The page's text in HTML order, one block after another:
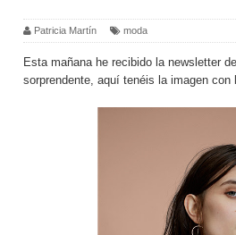
Patricia Martín moda
Esta mañana he recibido la newsletter
sorprendente, aquí tenéis la imagen con